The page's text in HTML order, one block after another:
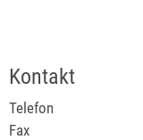
Kontakt
Telefon
Fax